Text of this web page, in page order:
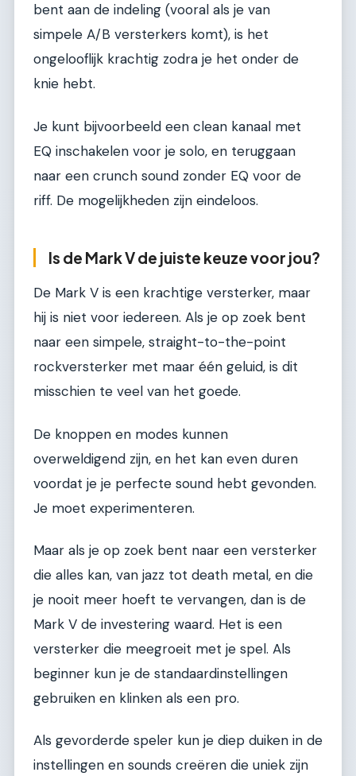
bent aan de indeling (vooral als je van
simpele A/B versterkers komt), is het
ongelooflijk krachtig zodra je het onder de
knie hebt.
Je kunt bijvoorbeeld een clean kanaal met
EQ inschakelen voor je solo, en teruggaan
naar een crunch sound zonder EQ voor de
riff. De mogelijkheden zijn eindeloos.
Is de Mark V de juiste keuze voor jou?
De Mark V is een krachtige versterker, maar
hij is niet voor iedereen. Als je op zoek bent
naar een simpele, straight-to-the-point
rockversterker met maar één geluid, is dit
misschien te veel van het goede.
De knoppen en modes kunnen
overweldigend zijn, en het kan even duren
voordat je je perfecte sound hebt gevonden.
Je moet experimenteren.
Maar als je op zoek bent naar een versterker
die alles kan, van jazz tot death metal, en die
je nooit meer hoeft te vervangen, dan is de
Mark V de investering waard. Het is een
versterker die meegroeit met je spel. Als
beginner kun je de standaardinstellingen
gebruiken en klinken als een pro.
Als gevorderde speler kun je diep duiken in de
instellingen en sounds creëren die uniek zijn